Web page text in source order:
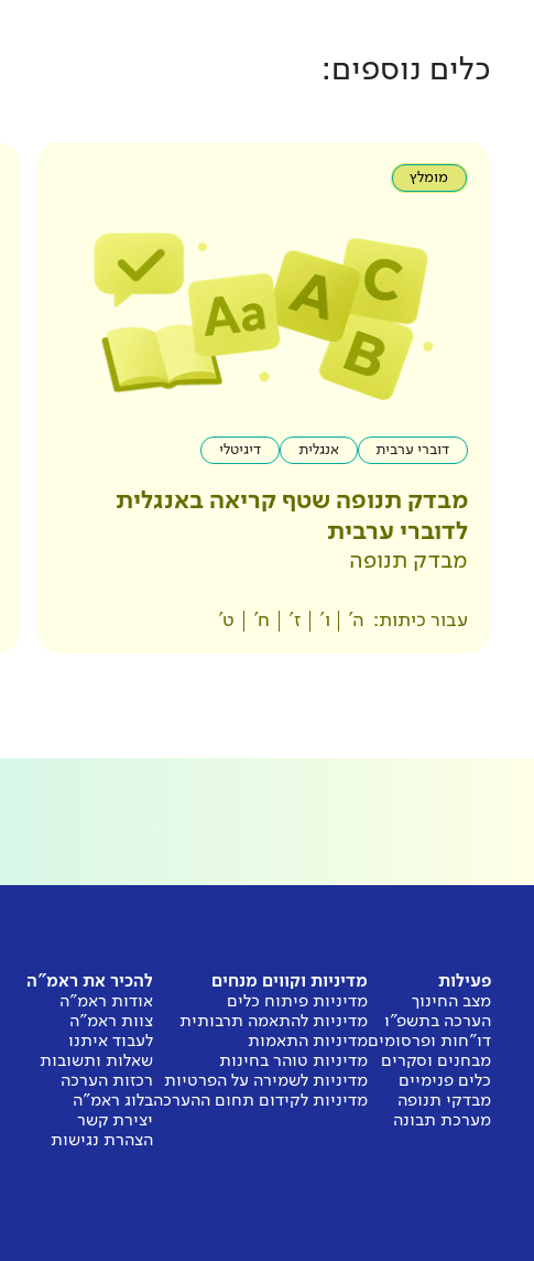
כלים נוספים:
מומלץ
דוברי ערבית אנגלית דיגיטלי
מבדק תנופה שטף קריאה באנגלית
לדוברי ערבית
מבדק תנופה
עבור כיתות: ה' ו' ז' ח' ט'
פעילות
מצב החינוך
הערכה בתשפ"ו
דו"חות ופרסומים
מבחנים וסקרים
כלים פנימיים
מבדקי תנופה
מערכת תבונה
מדיניות וקווים מנחים
מדיניות פיתוח כלים
מדיניות להתאמה תרבותית
מדיניות התאמות
מדיניות טוהר בחינות
מדיניות לשמירה על הפרטיות
מדיניות לקידום תחום ההערכה
להכיר את ראמ"ה
אודות ראמ"ה
צוות ראמ"ה
לעבוד איתנו
שאלות ותשובות
רכזות הערכה
בלוג ראמ"ה
יצירת קשר
הצהרת נגישות